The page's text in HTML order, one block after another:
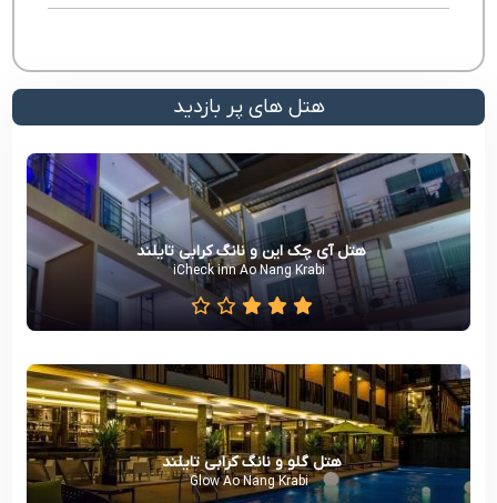
هتل های پر بازدید
هتل آی چک این و نانگ کرابی تایلند
iCheck inn Ao Nang Krabi
هتل گلو و نانگ کرابی تایلند
Glow Ao Nang Krabi